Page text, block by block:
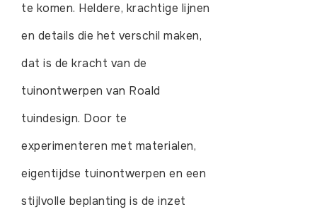
te komen. Heldere, krachtige lijnen
en details die het verschil maken,
dat is de kracht van de
tuinontwerpen van Roald
tuindesign. Door te
experimenteren met materialen,
eigentijdse tuinontwerpen en een
stijlvolle beplanting is de inzet